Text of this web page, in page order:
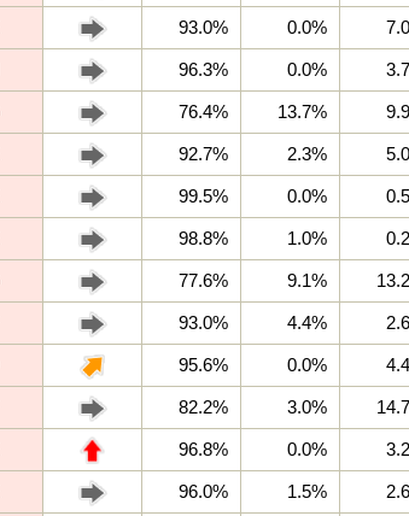
93.0% 0.0%
96.3% 0.0%
76.4% 13.7%
92.7% 2.3%
99.5% 0.0%
98.8% 1.0%
77.6% 9.1%
93.0% 4.4%
95.6% 0.0%
82.2% 3.0%
96.8% 0.0%
96.0% 1.5%